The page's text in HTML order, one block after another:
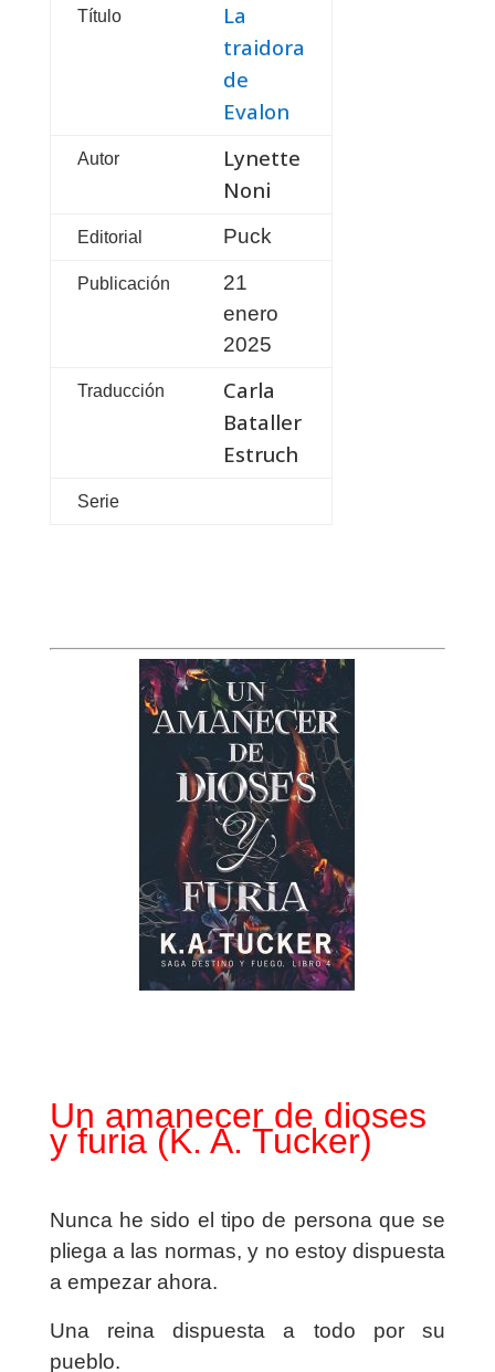
Título
La
traidora
de
Evalon
Autor
Lynette
Noni
Editorial Puck
Publicación
21
enero
2025
Traducción
Carla
Bataller
Estruch
Serie
Un amanecer de dioses
y furia (K. A. Tucker)
Nunca he sido el tipo de persona que se
pliega a las normas, y no estoy dispuesta
a empezar ahora.
Una reina dispuesta a todo por su
pueblo.